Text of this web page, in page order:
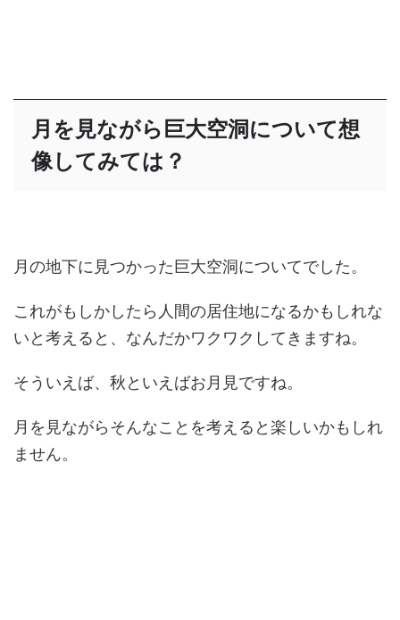
月を見ながら巨大空洞について想
像してみては？
月の地下に見つかった巨大空洞についてでした。
これがもしかしたら人間の居住地になるかもしれな
いと考えると、なんだかワクワクしてきますね。
そういえば、秋といえばお月見ですね。
月を見ながらそんなことを考えると楽しいかもしれ
ません。